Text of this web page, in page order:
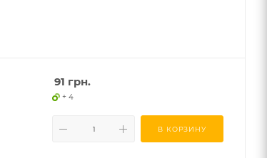
91 грн.
+ 4
В КОРЗИНУ